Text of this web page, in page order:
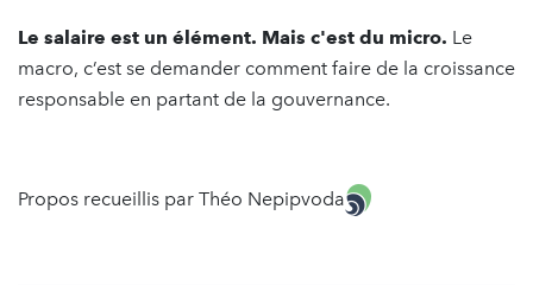
Le salaire est un élément. Mais c'est du micro. Le
macro, c’est se demander comment faire de la croissance
responsable en partant de la gouvernance.
Propos recueillis par Théo Nepipvoda